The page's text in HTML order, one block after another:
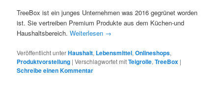
TreeBox ist ein junges Unternehmen was 2016 gegrünet worden
ist. Sie vertreiben Premium Produkte aus dem Küchen-und
Haushaltsbereich.Weiterlesen →
Veröffentlicht unterHaushalt, Lebensmittel,Onlineshops,
Produktvorstellung |Verschlagwortet mitTeigrolle,TreeBox |
Schreibe einen Kommentar